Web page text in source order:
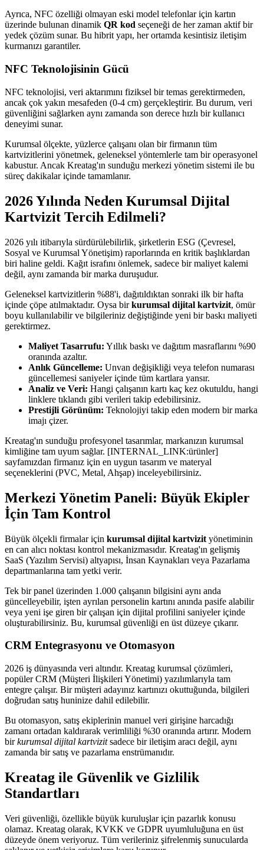
Ayrıca, NFC özelliği olmayan eski model telefonlar için kartın
üzerinde bulunan dinamik QR kod seçeneği de her zaman aktif bir
yedek çözüm sunar. Bu hibrit yapı, her ortamda kesintisiz iletişim
kurmanızı garantiler.
NFC Teknolojisinin Gücü
NFC teknolojisi, veri aktarımını fiziksel bir temas gerektirmeden,
ancak çok yakın mesafeden (0-4 cm) gerçekleştirir. Bu durum, veri
güvenliğini sağlarken aynı zamanda son derece hızlı bir kullanıcı
deneyimi sunar.
Kurumsal ölçekte, yüzlerce çalışanı olan bir firmanın tüm
kartvizitlerini yönetmek, geleneksel yöntemlerle tam bir operasyonel
kabustur. Ancak Kreatag'ın sunduğu merkezi yönetim sistemi ile bu
süreç dakikalar içinde tamamlanır.
2026 Yılında Neden Kurumsal Dijital
Kartvizit Tercih Edilmeli?
2026 yılı itibarıyla sürdürülebilirlik, şirketlerin ESG (Çevresel,
Sosyal ve Kurumsal Yönetişim) raporlarında en kritik başlıklardan
biri haline geldi. Kağıt israfını önlemek, sadece bir maliyet kalemi
değil, aynı zamanda bir marka duruşudur.
Geleneksel kartvizitlerin %88'i, dağıtıldıktan sonraki ilk bir hafta
içinde çöpe atılmaktadır. Oysa birkurumsal dijital kartvizit, ömür
boyu kullanılabilir ve bilgileriniz değiştiğinde yeni bir baskı maliyeti
gerektirmez.
Maliyet Tasarrufu: Yıllık baskı ve dağıtım masraflarını %90
oranında azaltır.
Anlık Güncelleme: Unvan değişikliği veya telefon numarası
güncellemesi saniyeler içinde tüm kartlara yansır.
Analiz ve Veri: Hangi çalışanın kartı kaç kez okutuldu, hangi
linklere tıklandı gibi verileri takip edebilirsiniz.
Prestijli Görünüm: Teknolojiyi takip eden modern bir marka
imajı çizer.
Kreatag'ın sunduğu profesyonel tasarımlar, markanızın kurumsal
kimliğine tam uyum sağlar. [INTERNAL_LINK:ürünler]
sayfamızdan firmanız için en uygun tasarım ve materyal
seçeneklerini (PVC, Metal, Ahşap) inceleyebilirsiniz.
Merkezi Yönetim Paneli: Büyük Ekipler
İçin Tam Kontrol
Büyük ölçekli firmalar için kurumsal dijital kartvizit yönetiminin
en can alıcı noktası kontrol mekanizmasıdır. Kreatag'ın gelişmiş
SaaS (Yazılım Servisi) altyapısı, İnsan Kaynakları veya Pazarlama
departmanlarına tam yetki verir.
Tek bir panel üzerinden 1.000 çalışanın bilgisini aynı anda
güncelleyebilir, işten ayrılan personelin kartını anında pasife alabilir
veya yeni işe giren bir çalışan için dijital profilini saniyeler içinde
oluşturabilirsiniz. Bu, kurumsal güvenliği en üst düzeye çıkarır.
CRM Entegrasyonu ve Otomasyon
2026 iş dünyasında veri altındır. Kreatag kurumsal çözümleri,
popüler CRM (Müşteri İlişkileri Yönetimi) yazılımlarıyla tam
entegre çalışır. Bir müşteri adayınız kartınızı okuttuğunda, bilgileri
doğrudan satış huninize dahil edilebilir.
Bu otomasyon, satış ekiplerinin manuel veri girişine harcadığı
zamanı ortadan kaldırarak verimliliği %30 oranında artırır. Modern
birkurumsal dijital kartvizitsadece bir iletişim aracı değil, aynı
zamanda bir satış ve pazarlama enstrümanıdır.
Kreatag ile Güvenlik ve Gizlilik
Standartları
Veri güvenliği, özellikle büyük kuruluşlar için pazarlık konusu
olamaz. Kreatag olarak, KVKK ve GDPR uyumluluğuna en üst
düzeyde önem veriyoruz. Tüm verileriniz şifrelenmiş sunucularda